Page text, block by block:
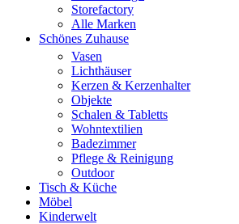
Storefactory
Alle Marken
Schönes Zuhause
Vasen
Lichthäuser
Kerzen & Kerzenhalter
Objekte
Schalen & Tabletts
Wohntextilien
Badezimmer
Pflege & Reinigung
Outdoor
Tisch & Küche
Möbel
Kinderwelt